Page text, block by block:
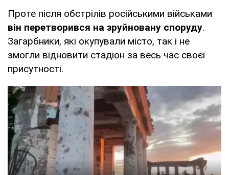
Проте після обстрілів російськими військами
він перетворився на зруйновану споруду.
Загарбники, які окупували місто, так і не
змогли відновити стадіон за весь час своєї
присутності.